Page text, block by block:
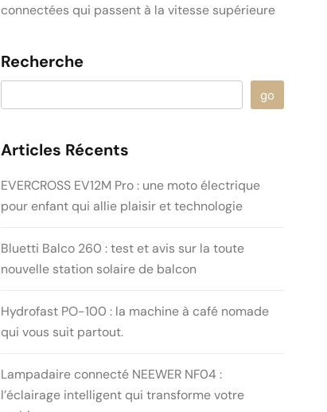
connectées qui passent à la vitesse supérieure
Recherche
go
Articles Récents
EVERCROSS EV12M Pro : une moto électrique
pour enfant qui allie plaisir et technologie
Bluetti Balco 260 : test et avis sur la toute
nouvelle station solaire de balcon
Hydrofast PO-100 : la machine à café nomade
qui vous suit partout.
Lampadaire connecté NEEWER NF04 :
l’éclairage intelligent qui transforme votre